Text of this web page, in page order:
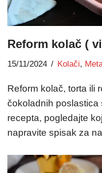
Reform kolač (
15/11/2024 Kolači,
Reform kolač, torta ili
čokoladnih poslastica
recepta, pogledajte
napravite spisak za